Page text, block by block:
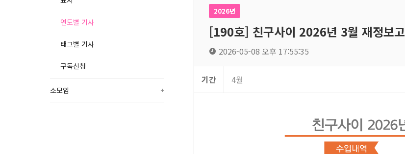
연도별 기사
태그별 기사
구독신청
소모임 +
2026년
[190호] 친구사이 2026년 3월 재정보고
2026-05-08 오후 17:55:35
기간 4월